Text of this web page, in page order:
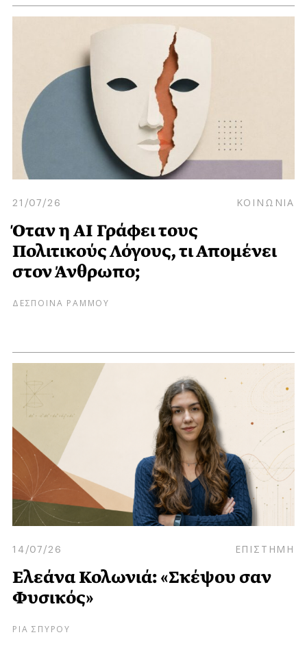
21/07/26 ΚΟΙΝΩΝΙΑ
Όταν η AI Γράφει τους
Πολιτικούς Λόγους, τι Απομένει
στον Άνθρωπο;
ΔΕΣΠΟΙΝΑ ΡΑΜΜΟΥ
14/07/26 ΕΠΙΣΤΗΜΗ
Ελεάνα Κολωνιά: «Σκέψου σαν
Φυσικός»
ΡΙΑ ΣΠΥΡΟΥ